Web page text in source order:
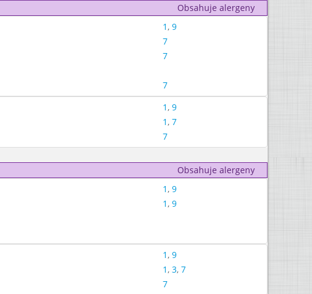
Obsahuje alergeny
1, 9
7
7
7
1, 9
1, 7
7
Obsahuje alergeny
1, 9
1, 9
1, 9
1, 3, 7
7